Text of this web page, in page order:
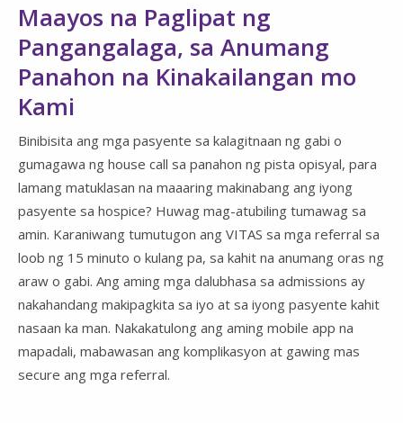
Maayos na Paglipat ng
Pangangalaga, sa Anumang
Panahon na Kinakailangan mo
Kami
Binibisita ang mga pasyente sa kalagitnaan ng gabi o
gumagawa ng house call sa panahon ng pista opisyal, para
lamang matuklasan na maaaring makinabang ang iyong
pasyente sa hospice? Huwag mag-atubiling tumawag sa
amin. Karaniwang tumutugon ang VITAS sa mga referral sa
loob ng 15 minuto o kulang pa, sa kahit na anumang oras ng
araw o gabi. Ang aming mga dalubhasa sa admissions ay
nakahandang makipagkita sa iyo at sa iyong pasyente kahit
nasaan ka man. Nakakatulong ang aming mobile app na
mapadali, mabawasan ang komplikasyon at gawing mas
secure ang mga referral.